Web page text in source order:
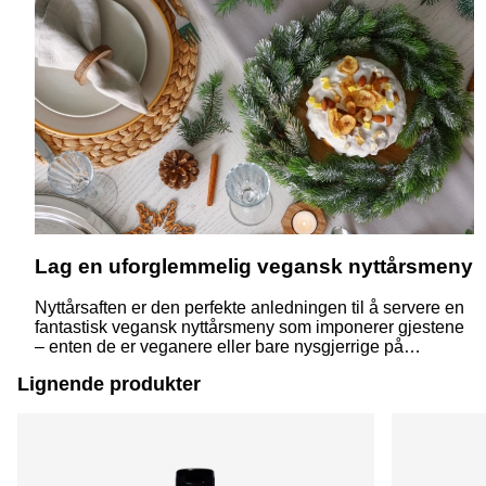
Lag en uforglemmelig vegansk nyttårsmeny
Nyttårsaften er den perfekte anledningen til å servere en
fantastisk vegansk nyttårsmeny som imponerer gjestene
– enten de er veganere eller bare nysgjerrige på
kreativitet kan du lage en elegant og smakfull middag
Lignende produkter